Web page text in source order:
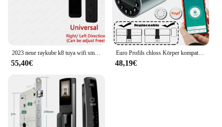
55,40€
Euro Profils chloss Körper kompatibel elektronischer Zylinder Tuya entsperren Installation schlüssel los Tuya Finger abdruck Smart Passworts perre
48,19€